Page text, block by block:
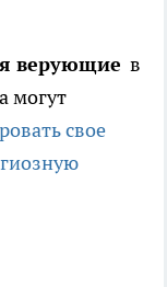
верующие в
могут
свое